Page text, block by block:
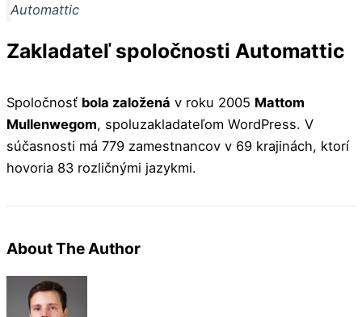
Automattic
Zakladateľ spoločnosti Automattic
Spoločnosť bola založená v roku 2005 Mattom
Mullenwegom, spoluzakladateľom WordPress. V
súčasnosti má 779 zamestnancov v 69 krajinách, ktorí
hovoria 83 rozličnými jazykmi.
About The Author